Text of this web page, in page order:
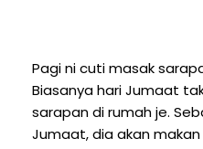
Pagi ni cuti masak
Biasanya hari Jumaat
sarapan di rumah je.
Jumaat, dia akan